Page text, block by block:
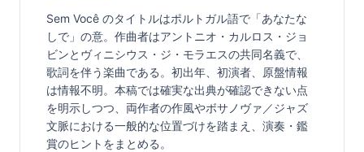
Sem Você のタイトルはポルトガル語で「あなたな
しで」の意。作曲者はアントニオ・カルロス・ジョ
ビンとヴィニシウス・ジ・モラエスの共同名義で、
歌詞を伴う楽曲である。初出年、初演者、原盤情報
は情報不明。本稿では確実な出典が確認できない点
を明示しつつ、両作者の作風やボサノヴァ／ジャズ
文脈における一般的な位置づけを踏まえ、演奏・鑑
賞のヒントをまとめる。